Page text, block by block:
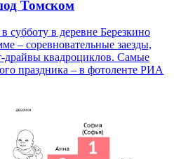
Томском
субботу в деревне Березкино
– соревновательные заезды,
драйвы квадроциклов. Самые
праздника – в фотоленте РИА